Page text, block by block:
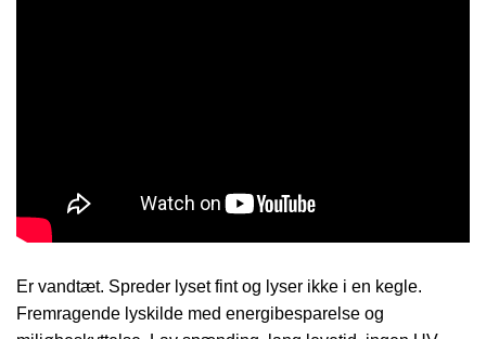
Er vandtæt. Spreder lyset fint og lyser ikke i en kegle.
Fremragende lyskilde med energibesparelse og